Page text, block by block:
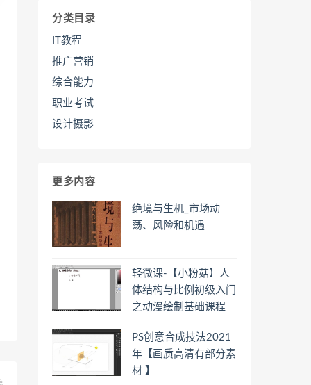
分类目录
IT教程
推广营销
综合能力
职业考试
设计摄影
更多内容
绝境与生机_市场动
荡、风险和机遇
轻微课-【小粉菇】人
体结构与比例初级入门
之动漫绘制基础课程
PS创意合成技法2021
年【画质高清有部分素
材 】